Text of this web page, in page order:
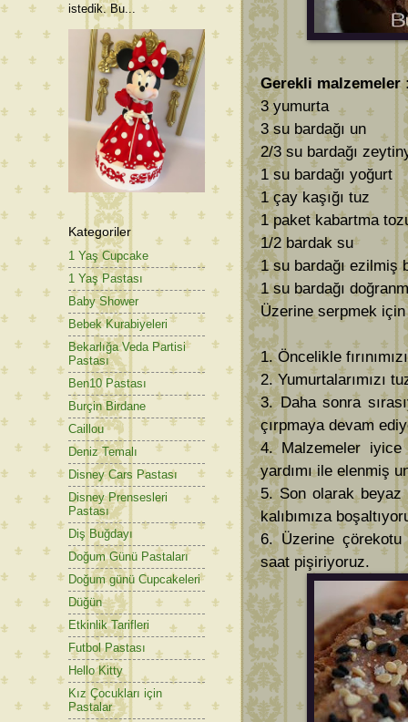
Gerekli malzemeler
3 yumurta
3 su bardağı un
2/3 su bardağı
1 su bardağı yoğurt
1 çay kaşığı tuz
1 paket kabartma
1/2 bardak su
1 su bardağı ezilmiş
1 su bardağı
Üzerine serpmek
1. Öncelikle
2. Yumurtalarımızı
3. Daha sonra
çırpmaya devam
4. Malzemeler iyice
yardımı ile elenmiş
5. Son olarak beyaz
kalıbımıza
6. Üzerine
saat pişiriyoruz.
istedik. Bu...
Kategoriler
1 Yaş Cupcake
1 Yaş Pastası
Baby Shower
Bebek Kurabiyeleri
Bekarlığa Veda Partisi
Pastası
Ben10 Pastası
Burçin Birdane
Caillou
Deniz Temalı
Disney Cars Pastası
Disney Prensesleri
Pastası
Diş Buğdayı
Doğum Günü Pastaları
Doğum günü Cupcakeleri
Düğün
Etkinlik Tarifleri
Futbol Pastası
Hello Kitty
Kız Çocukları için
Pastalar